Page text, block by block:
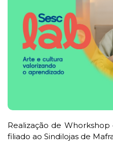
Realização de
filiado ao Sindilojas de